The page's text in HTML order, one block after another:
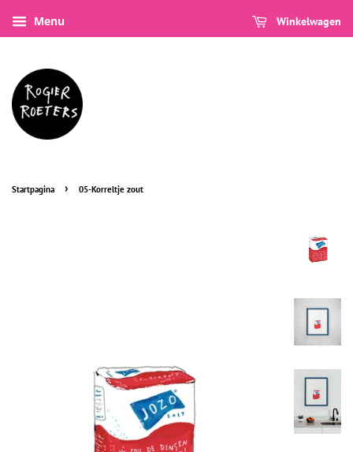
Menu Winkelwagen
Startpagina › 05-Korreltje zout